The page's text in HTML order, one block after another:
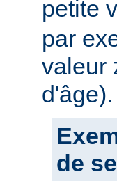
petite
par
valeur
d'âge).
de